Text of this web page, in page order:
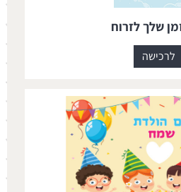
שלך לזרוח
לרכישה